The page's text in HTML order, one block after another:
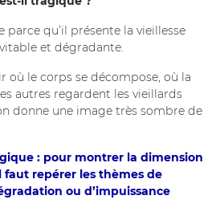
qu’il présente la vieillesse
et dégradante.
où le corps se décompose, où la
autres regardent les vieillards
donne une image très sombre de
: pour montrer la dimension
repérer les thèmes de
ou d’impuissance